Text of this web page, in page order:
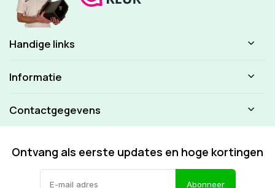
Handige links
Informatie
Contactgegevens
Ontvang als eerste updates en hoge kortingen
Abonneer